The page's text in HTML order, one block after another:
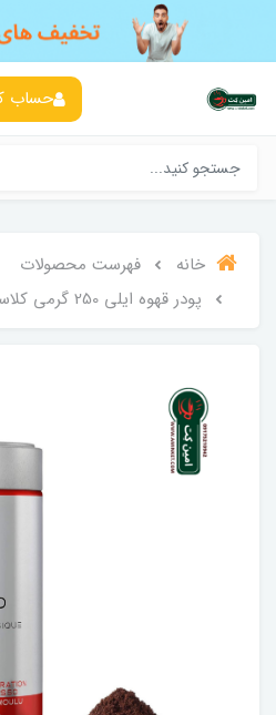
حساب
خانه
فهرست محصولات
پودر قهوه ایلی 250 گرمی کلاسیکو - illy classico